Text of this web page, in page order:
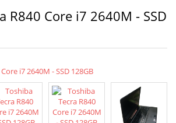
R840 Core i7 2640M - SSD